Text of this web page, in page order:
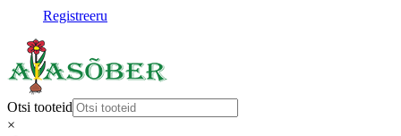
Registreeru
Otsi tooteid
×